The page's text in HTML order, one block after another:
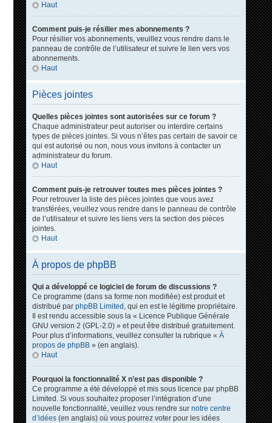
Haut
Comment puis-je résilier mes abonnements ?
Pour résilier vos abonnements, veuillez vous rendre dans le
panneau de contrôle de l’utilisateur et suivre le lien vers vos
abonnements.
Haut
Pièces jointes
Quelles pièces jointes sont autorisées sur ce forum ?
Chaque administrateur peut autoriser ou interdire certains
types de pièces jointes. Si vous n’êtes pas certain de savoir ce
qui est autorisé ou non, nous vous invitons à contacter un
administrateur du forum.
Haut
Comment puis-je retrouver toutes mes pièces jointes ?
Pour retrouver la liste des pièces jointes que vous avez
transférées, veuillez vous rendre dans le panneau de contrôle
de l’utilisateur et suivre les liens vers la section des pièces
jointes.
Haut
À propos de phpBB
Qui a développé ce logiciel de forum de discussions ?
Ce programme (dans sa forme non modifiée) est produit et
distribué par phpBB Limited , qui en est le légitime propriétaire.
Il est rendu accessible sous la « Licence Publique Générale
GNU version 2 (GPL-2.0) » et peut être distribué gratuitement.
Pour plus d’informations, veuillez consulter la rubrique « À
propos de phpBB» (en anglais).
Haut
Pourquoi la fonctionnalité X n’est pas disponible ?
Ce programme a été développé et mis sous licence par phpBB
Limited. Si vous souhaitez proposer l’intégration d’une
nouvelle fonctionnalité, veuillez vous rendre sur notre centre
d’idées(en anglais) où vous pourrez voter pour les idées